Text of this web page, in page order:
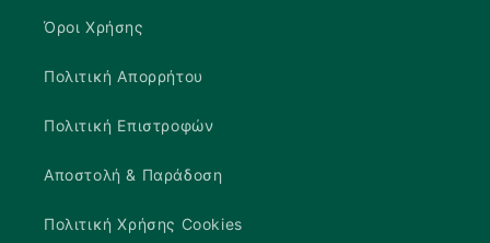
Όροι Χρήσης
Πολιτική Απορρήτου
Πολιτική Επιστροφών
Αποστολή & Παράδοση
Πολιτική Χρήσης Cookies